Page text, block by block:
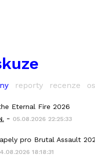
reporty recenze
Eternal Fire 2026
- 05.08.2026 22:25:33
pro Brutal Assault
18:18:31